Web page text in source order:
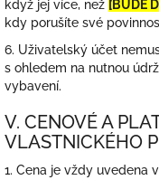
když jej více, než [BUDE
kdy porušíte své
6. Uživatelský účet
s ohledem na nutnou
vybavení.
V. CENOVÉ A
VLASTNICKÉHO
1. Cena je vždy uvedena